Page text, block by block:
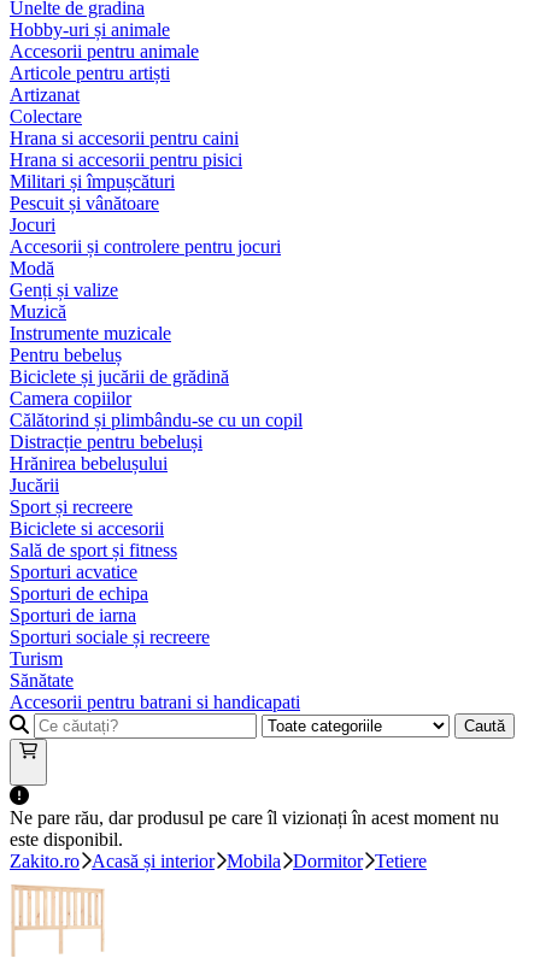
Unelte de gradina
Hobby-uri și animale
Accesorii pentru animale
Articole pentru artiști
Artizanat
Colectare
Hrana si accesorii pentru caini
Hrana si accesorii pentru pisici
Militari și împușcături
Pescuit și vânătoare
Jocuri
Accesorii și controlere pentru jocuri
Modă
Genți și valize
Muzică
Instrumente muzicale
Pentru bebeluș
Biciclete și jucării de grădină
Camera copiilor
Călătorind și plimbându-se cu un copil
Distracție pentru bebeluși
Hrănirea bebelușului
Jucării
Sport și recreere
Biciclete si accesorii
Sală de sport și fitness
Sporturi acvatice
Sporturi de echipa
Sporturi de iarna
Sporturi sociale și recreere
Turism
Sănătate
Accesorii pentru batrani si handicapati
Caută
Ne pare rău, dar produsul pe care îl vizionați în acest moment nu
este disponibil.
Zakito.ro
Acasă și interior Mobila Dormitor Tetiere